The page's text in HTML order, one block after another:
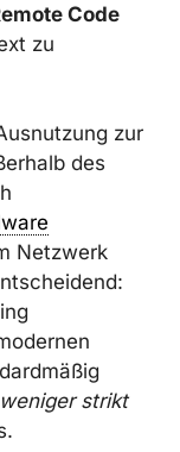
Code
zu
zur
des
Netzwerk
weniger strikt